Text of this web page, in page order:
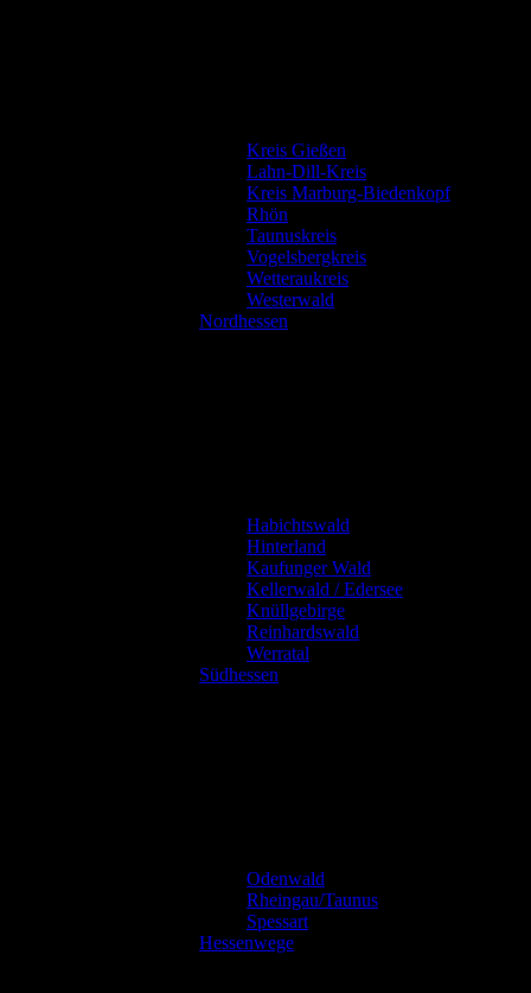
Kreis Gießen
Lahn-Dill-Kreis
Kreis Marburg-Biedenkopf
Rhön
Taunuskreis
Vogelsbergkreis
Wetteraukreis
Westerwald
Nordhessen
Habichtswald
Hinterland
Kaufunger Wald
Kellerwald / Edersee
Knüllgebirge
Reinhardswald
Werratal
Südhessen
Odenwald
Rheingau/Taunus
Spessart
Hessenwege